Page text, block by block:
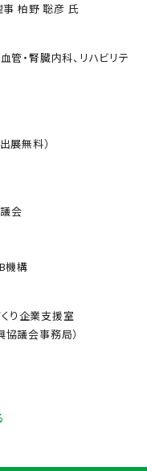
事 柏野 聡彦 氏
管・腎臓内科、リハビリテ
展無料）
会
機構
り企業支援室
協議会事務局）